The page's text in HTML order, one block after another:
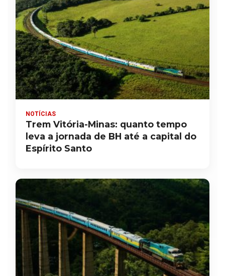
NOTÍCIAS
Trem Vitória-Minas: quanto tempo
leva a jornada de BH até a capital do
Espírito Santo